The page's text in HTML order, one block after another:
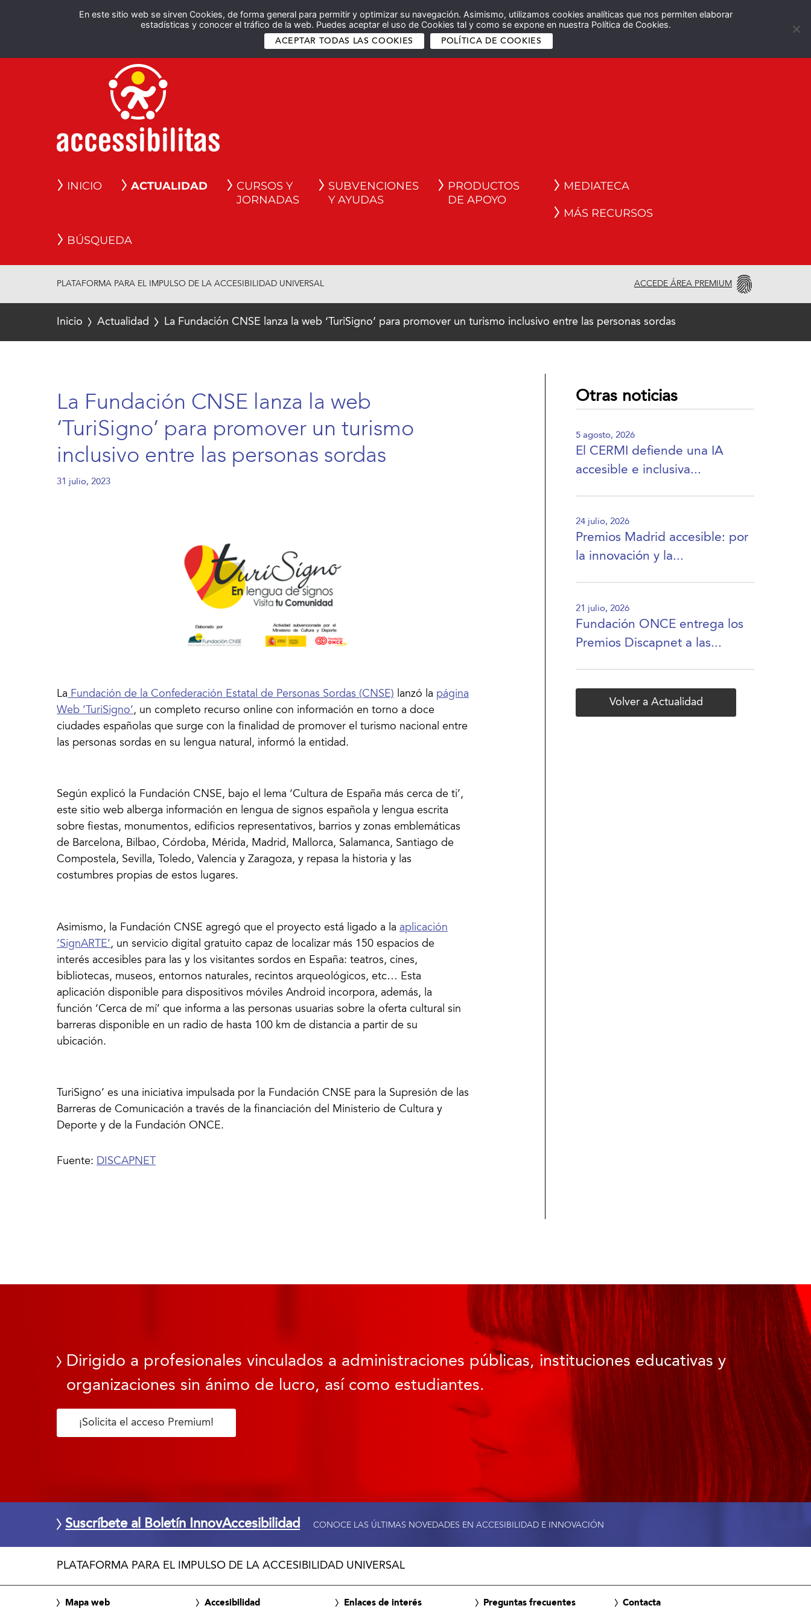
En este sitio web se sirven Cookies, de forma general para permitir y optimizar su navegación. Asimismo, utilizamos cookies analíticas que nos permiten elaborar
estadísticas y conocer el tráfico de la web. Puedes aceptar el uso de Cookies tal y como se expone en nuestra Política de Cookies.
ACEPTAR TODAS LAS COOKIES POLÍTICA DE COOKIES
Español English
INICIO ACTUALIDAD
CURSOS Y
JORNADAS
SUBVENCIONES
Y AYUDAS
PRODUCTOS
DE APOYO
MEDIATECA
MÁS RECURSOS
BÚSQUEDA
PLATAFORMA PARA EL IMPULSO DE LA ACCESIBILIDAD UNIVERSAL ACCEDE ÁREA PREMIUM
Inicio Actualidad La Fundación CNSE lanza la web ‘TuriSigno’ para promover un turismo inclusivo entre las personas sordas
La Fundación CNSE lanza la web
‘TuriSigno’ para promover un turismo
inclusivo entre las personas sordas
31 julio, 2023
La Fundación de la Confederación Estatal de Personas Sordas (CNSE) lanzó la página
Web ‘TuriSigno’, un completo recurso online con información en torno a doce
ciudades españolas que surge con la finalidad de promover el turismo nacional entre
las personas sordas en su lengua natural, informó la entidad.
Según explicó la Fundación CNSE, bajo el lema ‘Cultura de España más cerca de ti’,
este sitio web alberga información en lengua de signos española y lengua escrita
sobre fiestas, monumentos, edificios representativos, barrios y zonas emblemáticas
de Barcelona, Bilbao, Córdoba, Mérida, Madrid, Mallorca, Salamanca, Santiago de
Compostela, Sevilla, Toledo, Valencia y Zaragoza, y repasa la historia y las
costumbres propias de estos lugares.
Asimismo, la Fundación CNSE agregó que el proyecto está ligado a la aplicación
‘SignARTE’, un servicio digital gratuito capaz de localizar más 150 espacios de
interés accesibles para las y los visitantes sordos en España: teatros, cines,
bibliotecas, museos, entornos naturales, recintos arqueológicos, etc… Esta
aplicación disponible para dispositivos móviles Android incorpora, además, la
función ‘Cerca de mí’ que informa a las personas usuarias sobre la oferta cultural sin
barreras disponible en un radio de hasta 100 km de distancia a partir de su
ubicación.
TuriSigno’ es una iniciativa impulsada por la Fundación CNSE para la Supresión de las
Barreras de Comunicación a través de la financiación del Ministerio de Cultura y
Fuente: DISCAPNET
Otras noticias
5 agosto, 2026
El CERMI defiende una IA
accesible e inclusiva...
24 julio, 2026
Premios Madrid accesible: por
la innovación y la...
21 julio, 2026
Fundación ONCE entrega los
Premios Discapnet a las...
Volver a Actualidad
Dirigido a profesionales vinculados a administraciones públicas, instituciones educativas y
organizaciones sin ánimo de lucro, así como estudiantes.
¡Solicita el acceso Premium!
Suscríbete al Boletín InnovAccesibilidad CONOCE LAS ÚLTIMAS NOVEDADES EN ACCESIBILIDAD E INNOVACIÓN
PLATAFORMA PARA EL IMPULSO DE LA ACCESIBILIDAD UNIVERSAL
Mapa web Accesibilidad Enlaces de interés Preguntas frecuentes Contacta